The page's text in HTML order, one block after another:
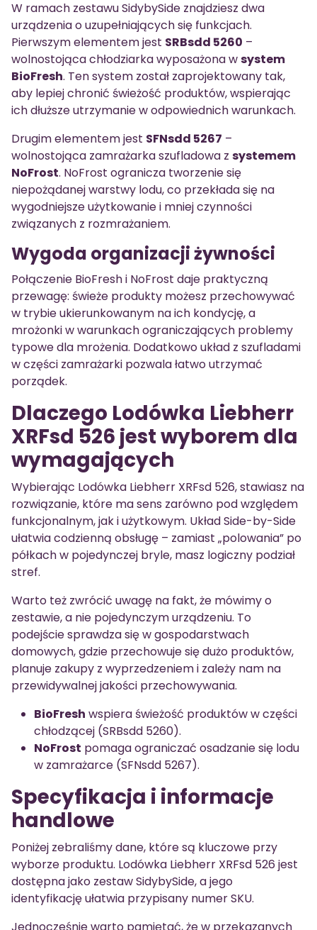
W ramach zestawu SidybySide znajdziesz dwa
urządzenia o uzupełniających się funkcjach.
Pierwszym elementem jest SRBsdd 5260 –
wolnostojąca chłodziarka wyposażona wsystem
BioFresh. Ten system został zaprojektowany tak,
aby lepiej chronić świeżość produktów, wspierając
ich dłuższe utrzymanie w odpowiednich warunkach.
Drugim elementem jest SFNsdd 5267 –
wolnostojąca zamrażarka szufladowa z systemem
NoFrost. NoFrost ogranicza tworzenie się
niepożądanej warstwy lodu, co przekłada się na
wygodniejsze użytkowanie i mniej czynności
związanych z rozmrażaniem.
Wygoda organizacji żywności
Połączenie BioFresh i NoFrost daje praktyczną
przewagę: świeże produkty możesz przechowywać
w trybie ukierunkowanym na ich kondycję, a
mrożonki w warunkach ograniczających problemy
typowe dla mrożenia. Dodatkowo układ z szufladami
w części zamrażarki pozwala łatwo utrzymać
porządek.
Dlaczego Lodówka Liebherr
XRFsd 526 jest wyborem dla
wymagających
Wybierając Lodówka Liebherr XRFsd 526, stawiasz na
rozwiązanie, które ma sens zarówno pod względem
funkcjonalnym, jak i użytkowym. Układ Side-by-Side
ułatwia codzienną obsługę – zamiast „polowania” po
półkach w pojedynczej bryle, masz logiczny podział
stref.
Warto też zwrócić uwagę na fakt, że mówimy o
zestawie, a nie pojedynczym urządzeniu. To
podejście sprawdza się w gospodarstwach
domowych, gdzie przechowuje się dużo produktów,
planuje zakupy z wyprzedzeniem i zależy nam na
przewidywalnej jakości przechowywania.
BioFresh wspiera świeżość produktów w części
chłodzącej (SRBsdd 5260).
NoFrost pomaga ograniczać osadzanie się lodu
w zamrażarce (SFNsdd 5267).
Specyfikacja i informacje
handlowe
Poniżej zebraliśmy dane, które są kluczowe przy
wyborze produktu. Lodówka Liebherr XRFsd 526 jest
dostępna jako zestaw SidybySide, a jego
identyfikację ułatwia przypisany numer SKU.